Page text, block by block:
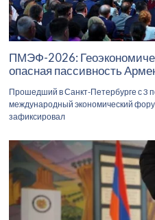
ПМЭФ-2026:
опасная пассивность
Прошедший в Санкт-Петербурге с 3
международный экономический
зафиксировал